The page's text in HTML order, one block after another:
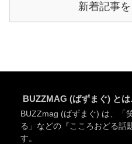
新着記事
BUZZMAG (ばずまぐ) と
BUZZmag (ばずまぐ) は、「
る」などの『こころおどる話
す。